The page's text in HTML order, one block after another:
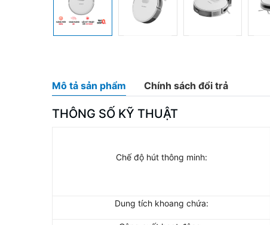
Mô tả sản phẩm Chính sách đổi trả
THÔNG SỐ KỸ THUẬT
Chế độ hút thông minh:
Dung tích khoang chứa: